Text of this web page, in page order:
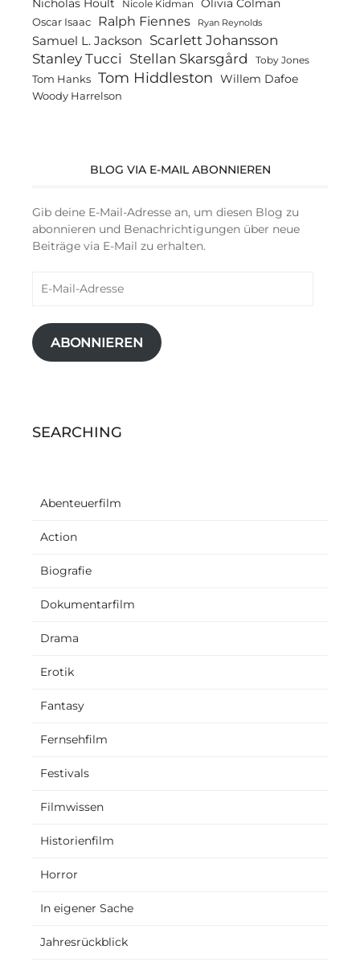
Nicholas Hoult Nicole Kidman Olivia Colman
Oscar Isaac Ralph Fiennes Ryan Reynolds
Samuel L. Jackson Scarlett Johansson
Stanley Tucci Stellan Skarsgård Toby Jones
Tom Hanks Tom Hiddleston Willem Dafoe
Woody Harrelson
BLOG VIA E-MAIL ABONNIEREN
Gib deine E-Mail-Adresse an, um diesen Blog zu
abonnieren und Benachrichtigungen über neue
Beiträge via E-Mail zu erhalten.
Mail-
ABONNIEREN
SEARCHING
Abenteuerfilm
Action
Biografie
Dokumentarfilm
Drama
Erotik
Fantasy
Fernsehfilm
Festivals
Filmwissen
Historienfilm
Horror
In eigener Sache
Jahresrückblick